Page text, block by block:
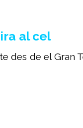
al cel
de el Gran